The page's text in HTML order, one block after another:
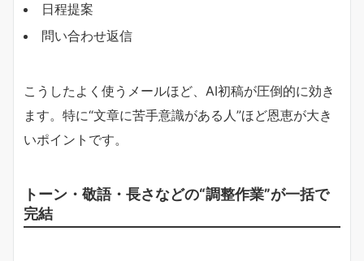
日程提案
問い合わせ返信
こうしたよく使うメールほど、AI初稿が圧倒的に効き
ます。特に“文章に苦手意識がある人”ほど恩恵が大き
いポイントです。
トーン・敬語・長さなどの“調整作業”が一括で
完結